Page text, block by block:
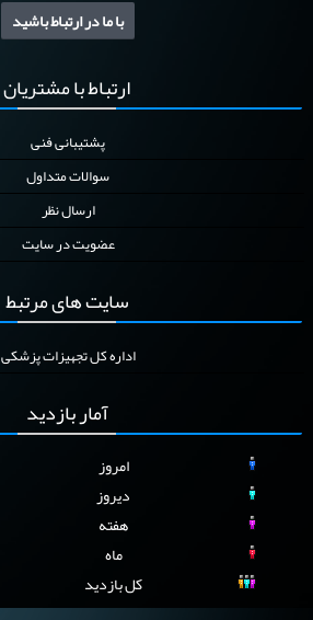
با ما در ارتباط باشید
ارتباطبا مشتریان
پشتیبانی فنی
سوالات متداول
ارسال نظر
عضویت در سایت
سایتهای مرتبط
اداره کل تجهیزات پزشکی
آماربازدید
امروز
دیروز
هفته
ماه
کل بازدید